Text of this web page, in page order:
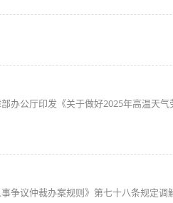
办公厅印发《关于做好2025年高温
争议仲裁办案规则》第七十八条规定